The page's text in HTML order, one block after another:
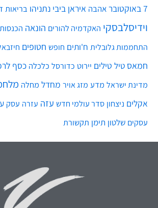
7 באוקטובר אהבה איראן ביבי נתניהו בריאות
וידיסלבסקי האקדמיה להורים הונאה הכנסות
התחממות גלובלית ח'ותים חופש חטופים
חמאס טיל טילים יירוט כדורסל כלכלה כסף
מדינת ישראל מדע מזג אויר מחדל מחלה
אקלים ניצחון סדר עולמי חדש עזה עזרה עסק
עסקים שלטון תימן תקשורת